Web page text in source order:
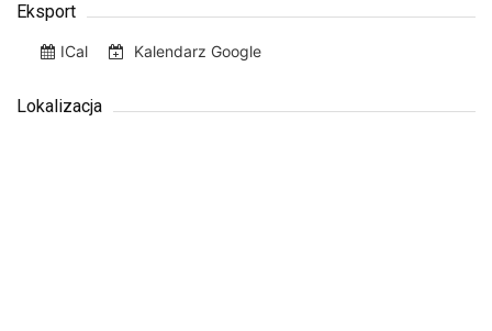
Eksport
ICal Kalendarz Google
Lokalizacja